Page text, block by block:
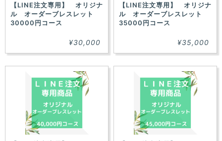
【LINE注文専用】 オリジナ
ル オーダーブレスレット
30000円コース
¥30,000
【LINE注文専用】 オリジナ
ル オーダーブレスレット
35000円コース
¥35,000